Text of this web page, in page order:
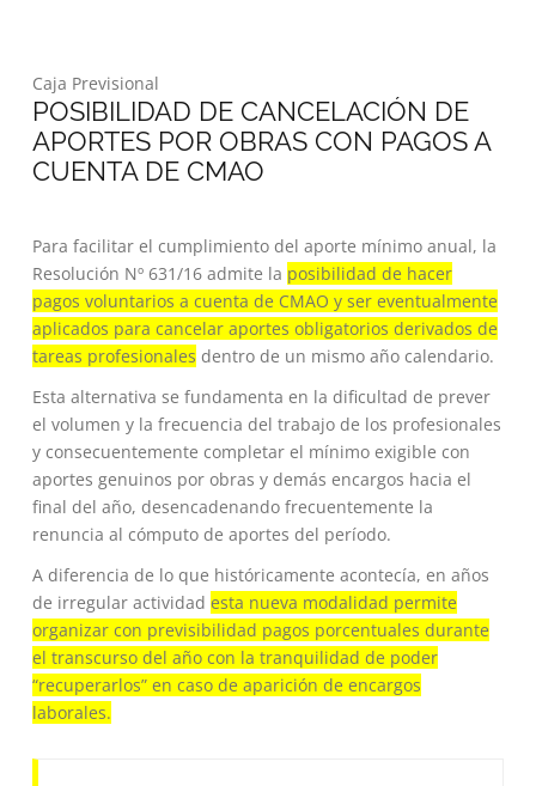
Caja Previsional
POSIBILIDAD DE CANCELACIÓN DE
APORTES POR OBRAS CON PAGOS A
CUENTA DE CMAO
Para facilitar el cumplimiento del aporte mínimo anual, la
Resolución Nº 631/16 admite la posibilidad de hacer
pagos voluntarios a cuenta de CMAO y ser eventualmente
aplicados para cancelar aportes obligatorios derivados de
tareas profesionales dentro de un mismo año calendario.
Esta alternativa se fundamenta en la dificultad de prever
el volumen y la frecuencia del trabajo de los profesionales
y consecuentemente completar el mínimo exigible con
aportes genuinos por obras y demás encargos hacia el
final del año, desencadenando frecuentemente la
renuncia al cómputo de aportes del período.
A diferencia de lo que históricamente acontecía, en años
de irregular actividad esta nueva modalidad permite
organizar con previsibilidad pagos porcentuales durante
el transcurso del año con la tranquilidad de poder
“recuperarlos” en caso de aparición de encargos
laborales.